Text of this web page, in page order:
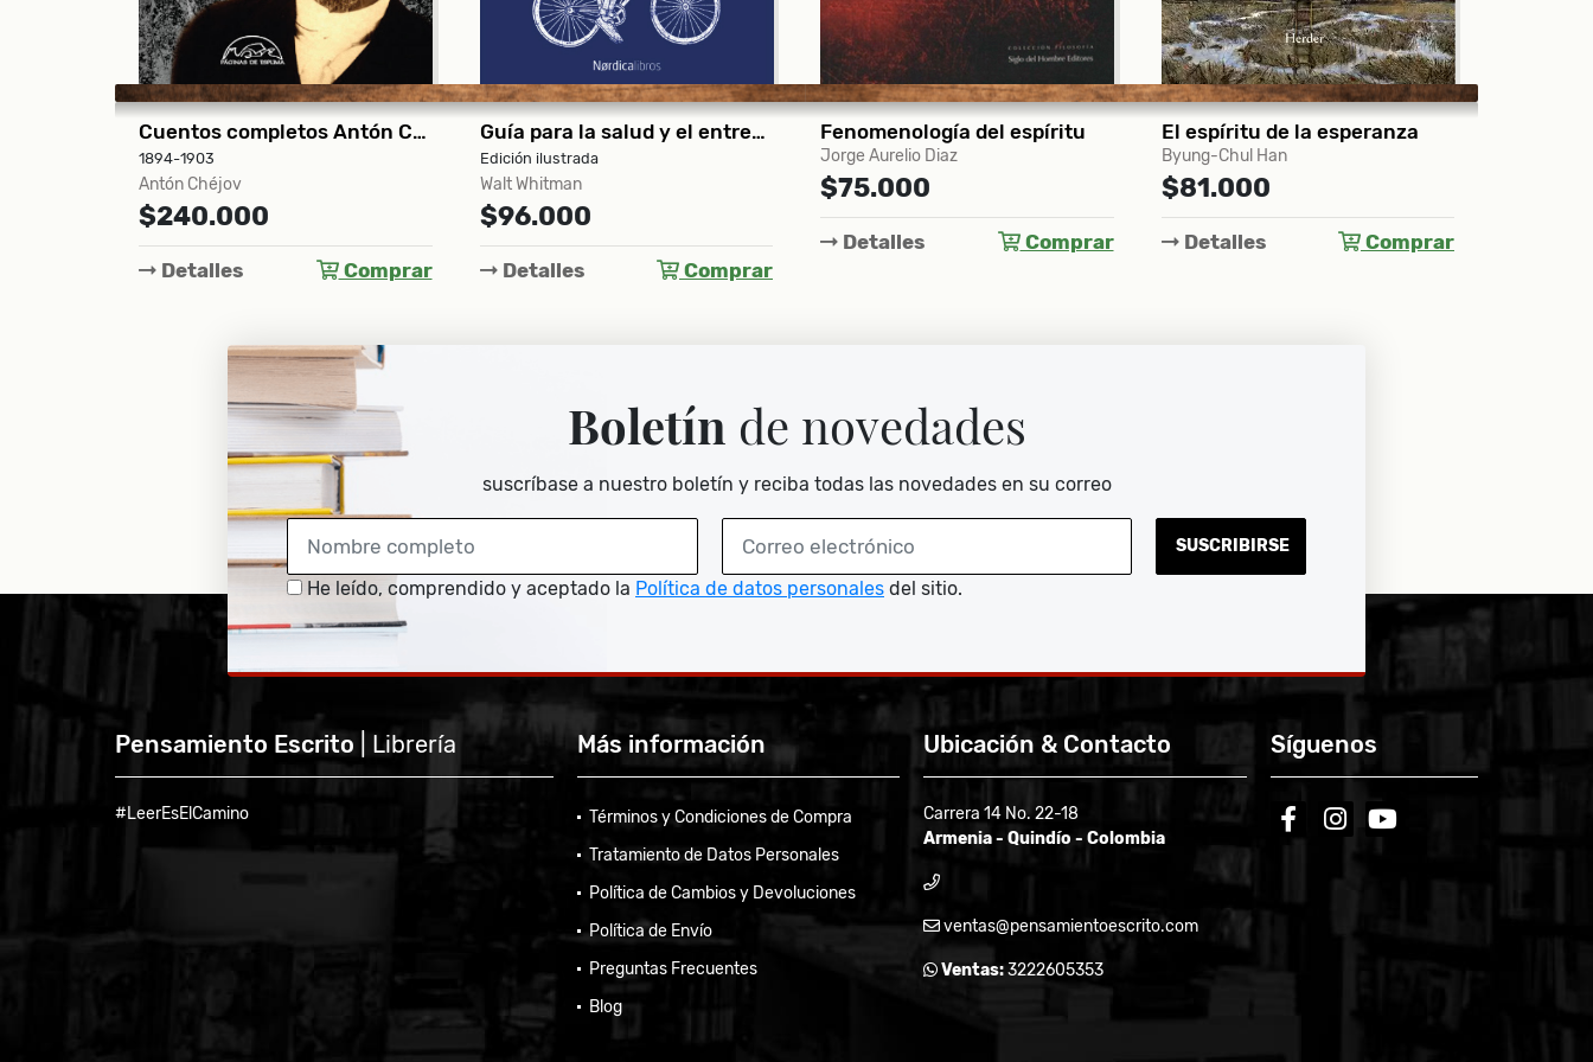
Guía para la salud y el entrenamiento masculinos
Edición ilustrada
Walt Whitman
$96.000
Detalles Comprar
Fenomenología del espíritu
Jorge Aurelio Diaz
$75.000
Detalles Comprar
El espíritu de la esperanza
Byung-Chul Han
$81.000
Detalles Comprar
1894-1903
Antón Chéjov
$240.000
Boletín de novedades
suscríbase a nuestro boletín y reciba todas las novedades en su correo
SUSCRIBIRSE
He leído, comprendido y aceptado la Política de datos personales del sitio.
Pensamiento Escrito | Librería
#LeerEsElCamino
Más información
Términos y Condiciones de Compra
Tratamiento de Datos Personales
Política de Cambios y Devoluciones
Política de Envío
Preguntas Frecuentes
Blog
Ubicación & Contacto
Carrera 14 No. 22-18
Armenia - Quindío - Colombia
ventas@pensamientoescrito.com
Ventas:3222605353
Síguenos
facebookinstagramyoutube